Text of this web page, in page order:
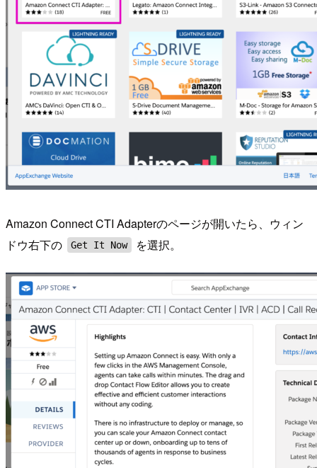
Amazon Connect CTI Adapterのページが開いたら、ウィン
ドウ右下の
Get It Now を選択。